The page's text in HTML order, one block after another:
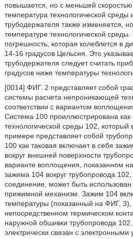
повышается, но с меньшей
температура технологической среды
трубодержателя также изменяется,
температуре технологической
погрешность, которая колеблется в
14-16 градусов Цельсия. Это
трубодержателя следует считать
градусов ниже температуры
[0014] ФИГ. 2 представляет собой
системы расчета непроникающей
соответствии с вариантом
Система 100 проиллюстрирована как
технологической среды 102,
примере представляет собой
100 как таковая включает в себя
вокруг внешней поверхности
варианте воплощения, показанном
зажима 104 вокруг трубопровода
соединение, может быть
прижимной механизм. Зажим 104
температуры (показанный на ФИГ.
непосредственном термическом
наружной обшивки трубопровода
электрически связан с электронными